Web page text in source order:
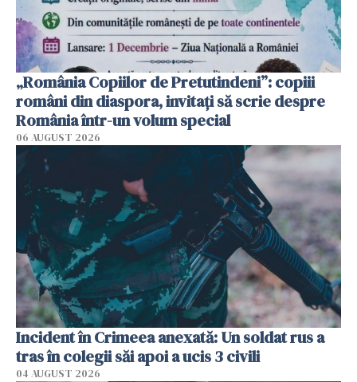
„România Copiilor de Pretutindeni”: copiii
români din diaspora, invitați să scrie despre
România într-un volum special
06 AUGUST 2026
Incident în Crimeea anexată: Un soldat rus a
tras în colegii săi apoi a ucis 3 civili
04 AUGUST 2026